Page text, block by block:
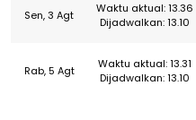
Sen, 3 Agt
Waktu aktual: 13.36
Dijadwalkan: 13.10
Rab, 5 Agt
Waktu aktual: 13.31
Dijadwalkan: 13.10